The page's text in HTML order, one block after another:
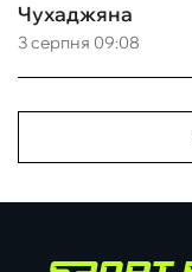
3 серпня 09:08
Чухаджяна